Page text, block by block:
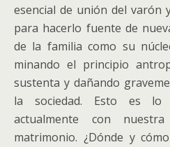
esencial de unión del varón
para hacerlo fuente de
de la familia como su
minando el principio
sustenta y dañando
la sociedad. Esto es lo
actualmente con
matrimonio. ¿Dónde y